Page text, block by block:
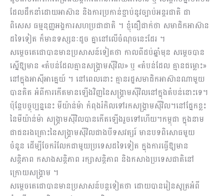
ដែលដឹកនាំដោយអាស៊ាន និងការប្រកាន់ខ្ជាប់នូវច្បាប់អន្តរជាតិ ជា
ពិសេស ធម្មនុញ្ញអង្គការសហប្រជាជាតិ ។ ខ្ញុំជឿជាក់ថា សមាជិកអាស៊ាន
ដទៃទៀត ក៏មានទស្សនៈដូច គ្នានៅលើចំណុចនេះដែរ ។
សម្ដេចតេជោបានមានប្រសាសន៍ទៀតថា កាលពីដប់ឆ្នាំមុន សម្តេចបាន
ស្នើឱ្យមាន «តំបន់ដែលគ្មានសង្គ្រាមស៊ីវិល» ឬ «តំបន់ដែល គ្មានជម្លោះ»
នៅក្នុងអាស៊ីអាគ្នេយ៍ ។ នៅពេលនោះ គ្មានរដ្ឋសមាជិកអាស៊ានណាមួយ
បានគិត អំពីការកើតមានឡើងវិញនៃសង្គ្រាមស៊ីវិលនៅក្នុងតំបន់នោះទេ។
ប៉ុន្តែបច្ចុប្បន្ននេះ មីយ៉ាន់ម៉ា កំពុងរំកិលទៅរកសង្គ្រាមស៊ីវិល។នៅផ្នែកខ្លះ
នៃមីយ៉ាន់ម៉ា សង្គ្រាមស៊ីវិលបានកើតឡើងរួចទៅហើយ។កម្ពុជា ក្នុងនាម
ជាជនរងគ្រោះនៃសង្គ្រាមស៊ីវិលជាងបីទសវត្សរ៍ មានបទពិសោធមួយ
ចំនួន ដើម្បីចែករំលែកជាមួយប្រទេសដទៃទៀត ក្នុងការធ្វើឱ្យមាន
សន្តិភាព កសាងសន្តិភាព រក្សាសន្តិភាព និងកសាងប្រទេសជាតិនៅ
ក្រោយសង្គ្រាម ។
សម្ដេចតេជោបានមានប្រសាសន៍បន្តទៀតថា ដោយបានរៀនសូត្រអំពី